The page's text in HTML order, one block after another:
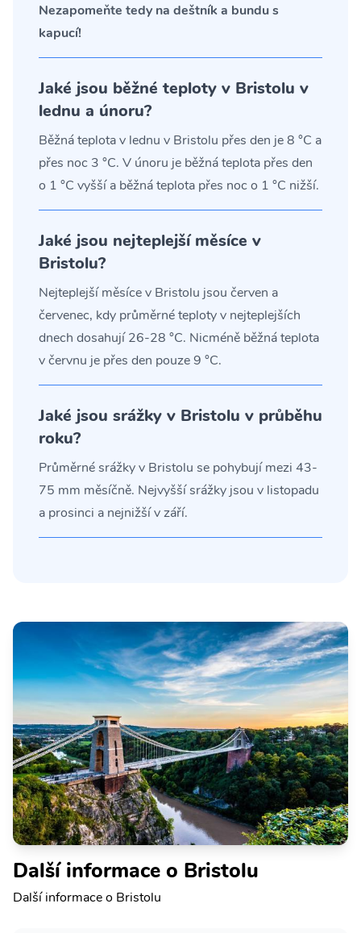
Nezapomeňte tedy na deštník a bundu s
kapucí!
Jaké jsou běžné teploty v Bristolu v
lednu a únoru?
Běžná teplota v lednu v Bristolu přes den je 8 °C a
přes noc 3 °C. V únoru je běžná teplota přes den
o 1 °C vyšší a běžná teplota přes noc o 1 °C nižší.
Jaké jsou nejteplejší měsíce v
Bristolu?
Nejteplejší měsíce v Bristolu jsou červen a
červenec, kdy průměrné teploty v nejteplejších
dnech dosahují 26-28 °C. Nicméně běžná teplota
v červnu je přes den pouze 9 °C.
Jaké jsou srážky v Bristolu v průběhu
roku?
Průměrné srážky v Bristolu se pohybují mezi 43-
75 mm měsíčně. Nejvyšší srážky jsou v listopadu
a prosinci a nejnižší v září.
Další informace o Bristolu
Další informace o Bristolu